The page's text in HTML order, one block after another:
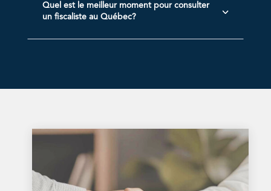
3
Quel est le meilleur moment pour consulter
un fiscaliste au Québec?